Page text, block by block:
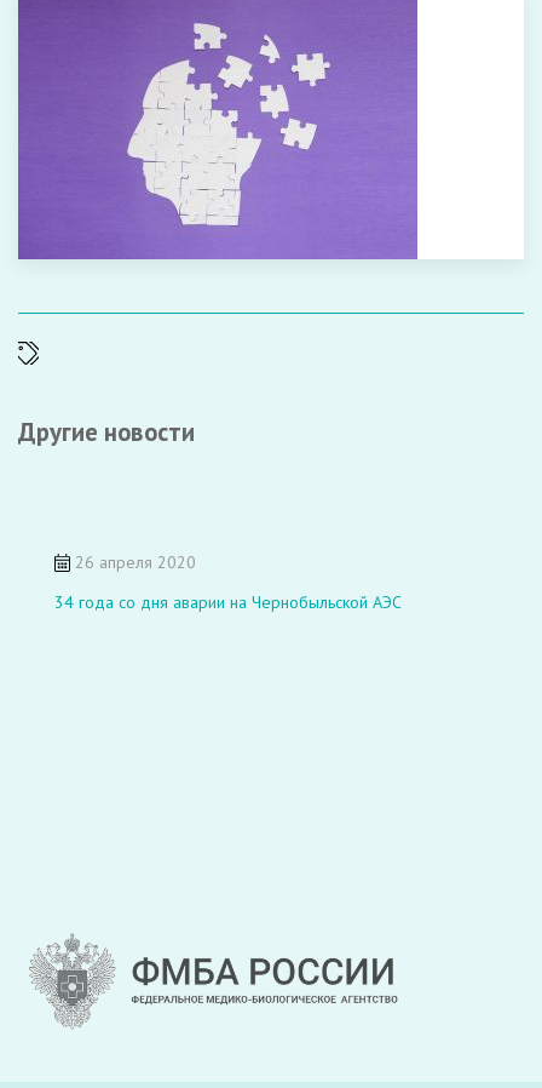
Другие новости
26 апреля 2020
34 года со дня аварии на Чернобыльской АЭС